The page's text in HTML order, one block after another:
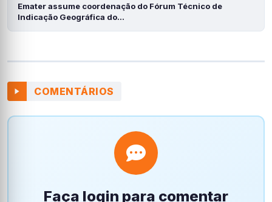
Emater assume coordenação do Fórum Técnico de
Indicação Geográfica do…
COMENTÁRIOS
Faça login para comentar